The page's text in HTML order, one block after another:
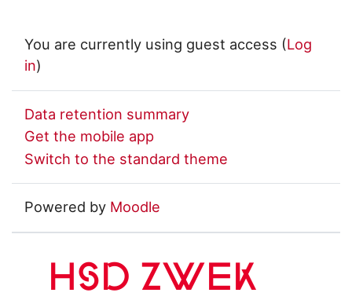
You are currently using guest access (Log
in)
Data retention summary
Get the mobile app
Switch to the standard theme
Powered by Moodle
HSD ZWEK